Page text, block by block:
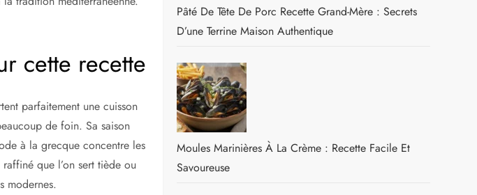
cette recette
parfaitement une cuisson
de foin. Sa saison
à la grecque concentre les
que l’on sert tiède ou
modernes.
Pâté De Tête De Porc Recette Grand-Mère : Secrets
D’une Terrine Maison Authentique
Moules Marinières À La Crème : Recette Facile Et
Savoureuse